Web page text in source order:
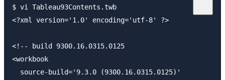
$ vi Tableau93Contents.twb
<?xml version='1.0' encoding='utf-8' ?>
<!-- build 9300.16.0315.0125
<workbook
  source-build='9.3.0 (9300.16.0315.0125)'